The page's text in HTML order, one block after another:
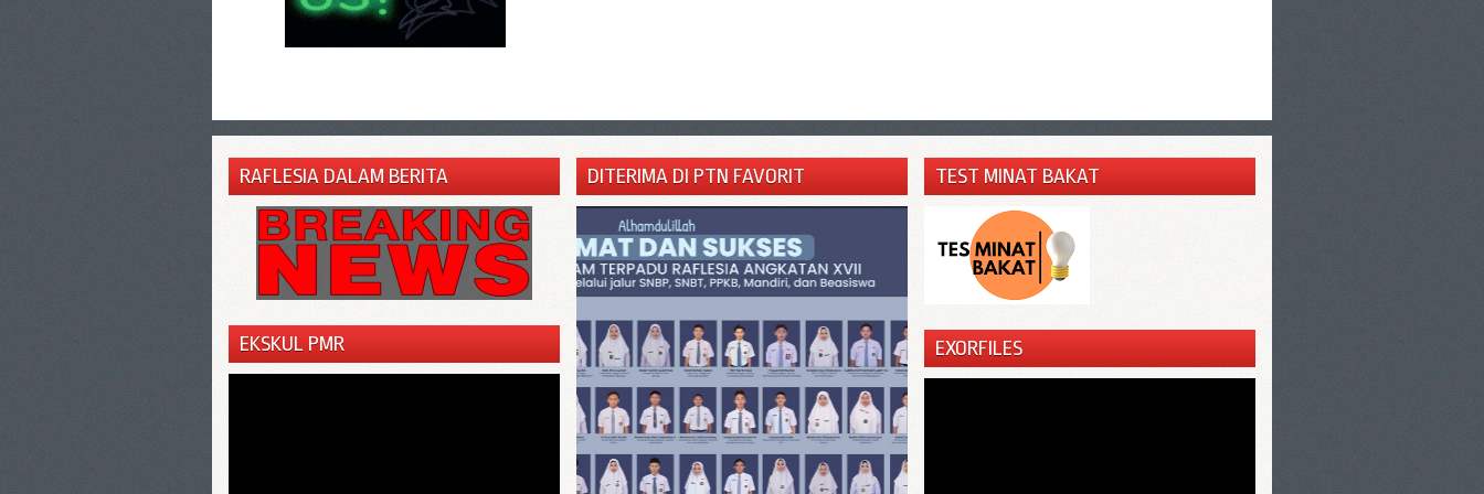
RAFLESIA DALAM BERITA
EKSKUL PMR
DITERIMA DI PTN FAVORIT TEST MINAT BAKAT
EXORFILES